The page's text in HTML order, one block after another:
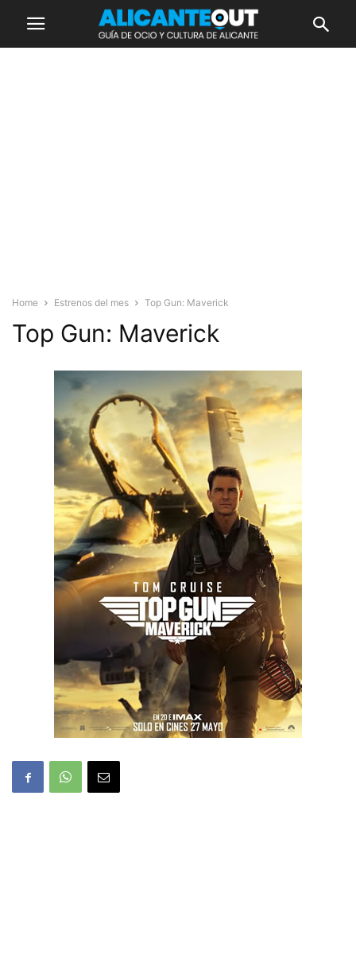
Home Estrenos del mes Top Gun: Maverick
Top Gun: Maverick